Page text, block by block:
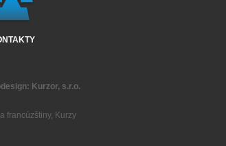
Kurzor, s.r.o.
francúzštiny, Kurzy